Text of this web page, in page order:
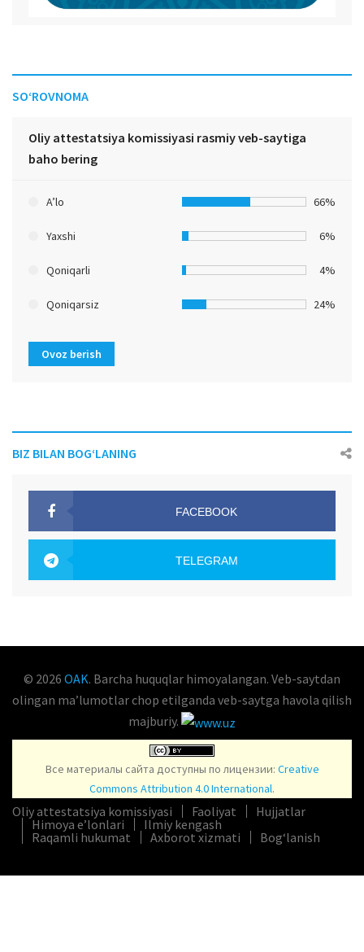
SO‘ROVNOMA
Oliy attestatsiya komissiyasi rasmiy veb-saytiga
baho bering
A’lo 66%
Yaxshi 6%
Qoniqarli 4%
Qoniqarsiz 24%
Ovoz berish
BIZ BILAN BOG‘LANING
FACEBOOK
TELEGRAM
© 2026 OAK. Barcha huquqlar himoyalangan. Veb-saytdan
olingan maʼlumotlar chop etilganda veb-saytga havola qilish
majburiy.
Все материалы сайта доступны по лицензии: Creative
Commons Attribution 4.0 International.
Oliy attestatsiya komissiyasi Faoliyat
Hujjatlar
Himoya e’lonlari
Ilmiy kengash
Raqamli hukumat
Axborot xizmati Bog‘lanish